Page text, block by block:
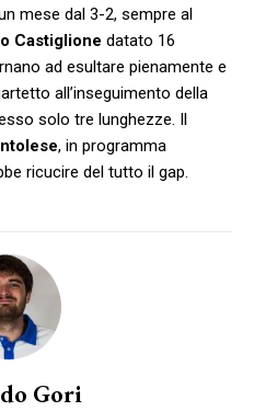
mese dal 3-2, sempre al
Castiglione datato 16
ad esultare pienamente e
all’inseguimento della
solo tre lunghezze. Il
, in programma
ricucire del tutto il gap.
Gori